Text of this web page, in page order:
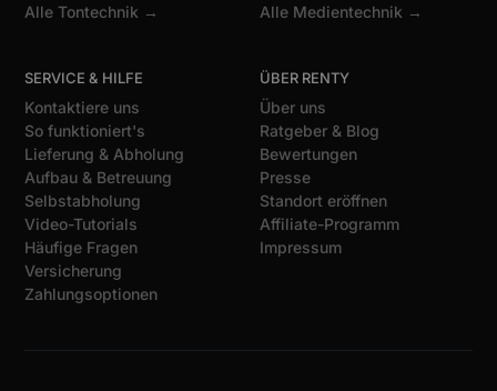
Alle Tontechnik →
Alle Medientechnik →
SERVICE & HILFE
Kontaktiere uns
So funktioniert's
Lieferung & Abholung
Aufbau & Betreuung
Selbstabholung
Video-Tutorials
Häufige Fragen
Versicherung
Zahlungsoptionen
ÜBER RENTY
Über uns
Ratgeber & Blog
Bewertungen
Presse
Standort eröffnen
Affiliate-Programm
Impressum